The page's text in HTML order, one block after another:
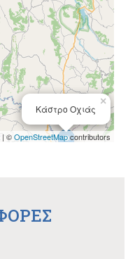
Κάστρο Οχιάς
×
| ©OpenStreetMapcontributors